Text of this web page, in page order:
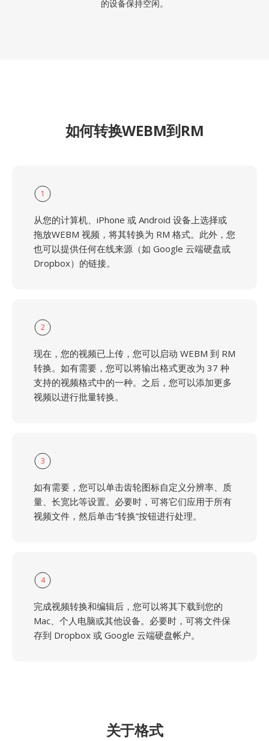
的设备保持空闲。
如何转换WEBM到RM
1
从您的计算机、iPhone 或 Android 设备上选择或
拖放WEBM 视频，将其转换为 RM 格式。此外，您
也可以提供任何在线来源（如 Google 云端硬盘或
Dropbox）的链接。
2
现在，您的视频已上传，您可以启动 WEBM 到 RM
转换。如有需要，您可以将输出格式更改为 37 种
支持的视频格式中的一种。之后，您可以添加更多
视频以进行批量转换。
3
如有需要，您可以单击齿轮图标自定义分辨率、质
量、长宽比等设置。必要时，可将它们应用于所有
视频文件，然后单击“转换”按钮进行处理。
4
完成视频转换和编辑后，您可以将其下载到您的
Mac、个人电脑或其他设备。必要时，可将文件保
存到 Dropbox 或 Google 云端硬盘帐户。
关于格式